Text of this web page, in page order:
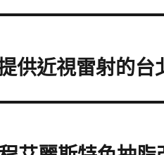
供近視雷射的台